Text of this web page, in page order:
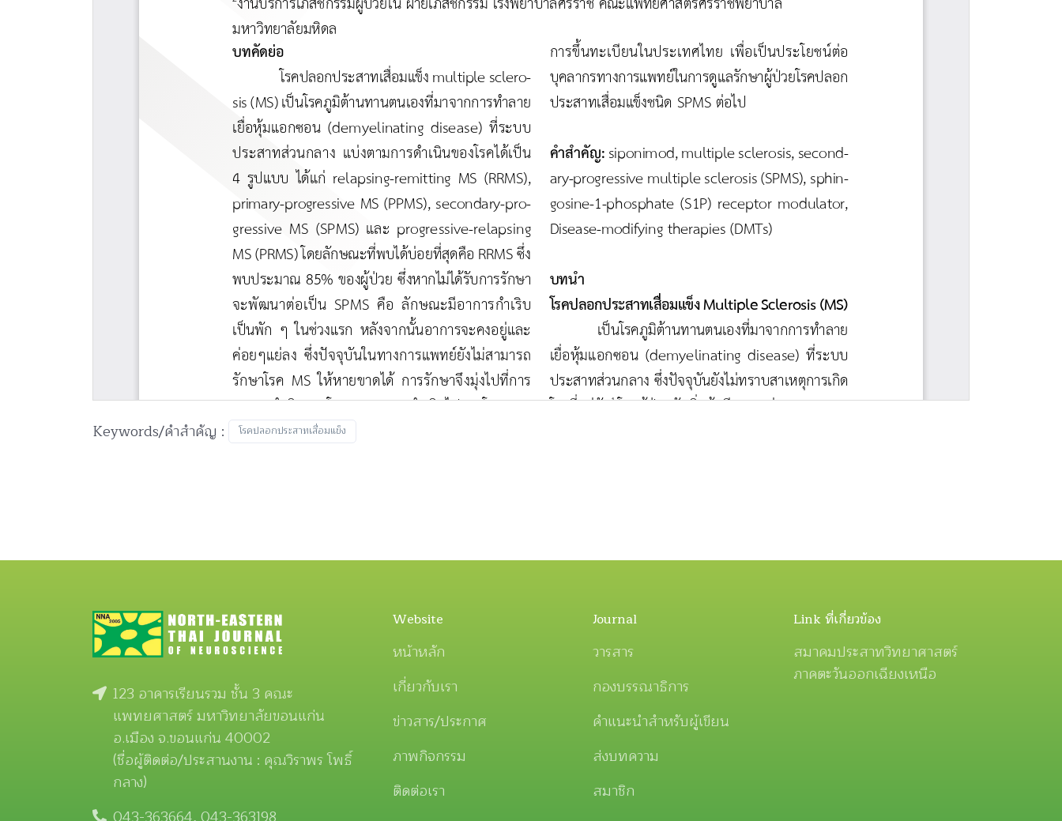
Keywords/คำสำคัญ : โรคปลอกประสาทเสื่อมแข็ง
123 อาคารเรียนรวม ชั้น 3 คณะ
แพทยศาสตร์ มหาวิทยาลัยขอนแก่น
อ.เมือง จ.ขอนแก่น 40002
(ชื่อผู้ติดต่อ/ประสานงาน : คุณวิราพร โพธิ์
กลาง)
Website
หน้าหลัก
เกี่ยวกับเรา
ข่าวสาร/ประกาศ
ภาพกิจกรรม
ติดต่อเรา
Journal
วารสาร
กองบรรณาธิการ
คำแนะนำสำหรับผู้เขียน
ส่งบทความ
สมาชิก
Link ที่เกี่ยวข้อง
สมาคมประสาทวิทยาศาสตร์
ภาคตะวันออกเฉียงเหนือ